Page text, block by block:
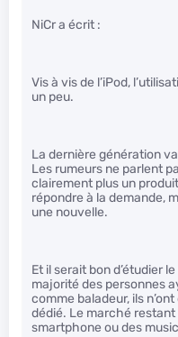
NiCr a écrit :
Vis à vis de l’iPod,
un peu.
La dernière génération
Les rumeurs ne parlent
clairement plus un
répondre à la demande,
une nouvelle.
Et il serait bon d’étudier
majorité des personnes
comme baladeur, ils
dédié. Le marché
smartphone ou des